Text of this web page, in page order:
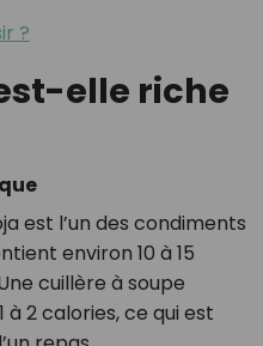
?
elle riche
est l’un des condiments
environ 10 à 15
cuillère à soupe
à 2 calories, ce qui est